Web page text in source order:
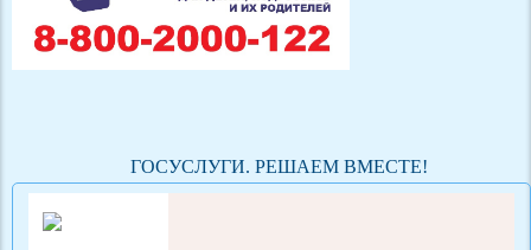
ГОСУСЛУГИ. РЕШАЕМ ВМЕСТЕ!